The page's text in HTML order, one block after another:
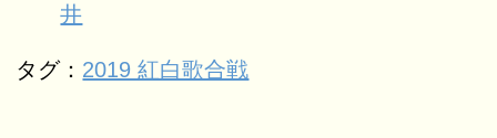
井
タグ： 2019 紅白歌合戦